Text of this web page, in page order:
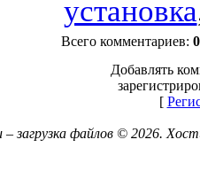
установка
Всего комментариев: 0
Добавлять
[
– загрузка файлов © 2026.